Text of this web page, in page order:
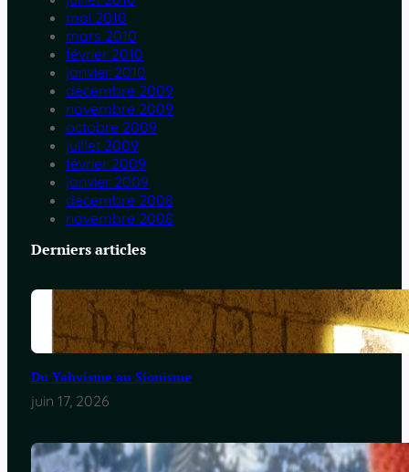
mai 2010
mars 2010
février 2010
janvier 2010
décembre 2009
novembre 2009
octobre 2009
juillet 2009
février 2009
janvier 2009
décembre 2008
novembre 2008
Derniers articles
Du Yahvisme au Sionisme
juin 17, 2026